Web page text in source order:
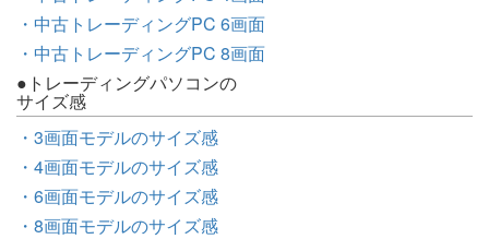
・中古トレーディングPC 6画面
・中古トレーディングPC 8画面
●トレーディングパソコンの
サイズ感
・3画面モデルのサイズ感
・4画面モデルのサイズ感
・6画面モデルのサイズ感
・8画面モデルのサイズ感